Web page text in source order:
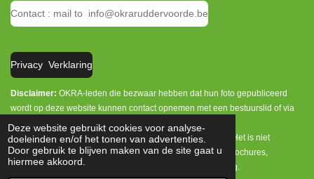
Deze website gebruikt cookies voor analyse-
doeleinden en/of het tonen van advertenties.
Door gebruik te blijven maken van de site gaat u
hiermee akkoord.
Contact : mail to info@okraruddervoorde.be
Privacy Verklaring
Disclaimer: OKRA-leden die bezwaar hebben dat hun foto gepubliceerd
wordt op deze website kunnen contact opnemen met een bestuurslid of via
info@okraruddervoorde.be.
Het is enkel toegelaten persoonlijke foto's te downloaden. Het is niet
toegelaten deze foto's te publiceren op andere websites, brochures,
tijdschriften, week- en dagbladen zonder onze toestemming.